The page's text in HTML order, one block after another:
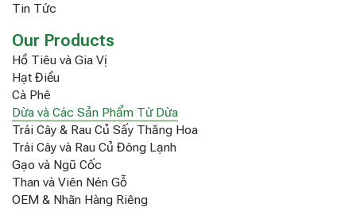
Tin Tức
Our Products
Hồ Tiêu và Gia Vị
Hạt Điều
Cà Phê
Dừa và Các Sản Phẩm Từ Dừa
Trái Cây & Rau Củ Sấy Thăng Hoa
Trái Cây và Rau Củ Đông Lạnh
Gạo và Ngũ Cốc
Than và Viên Nén Gỗ
OEM & Nhãn Hàng Riêng